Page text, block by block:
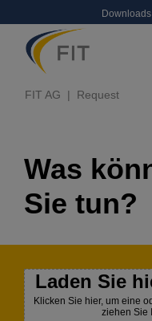
Downloads
FIT AG Request
Was
Sie tun?
Laden Sie
Klicken Sie hier, um eine
ziehen Sie